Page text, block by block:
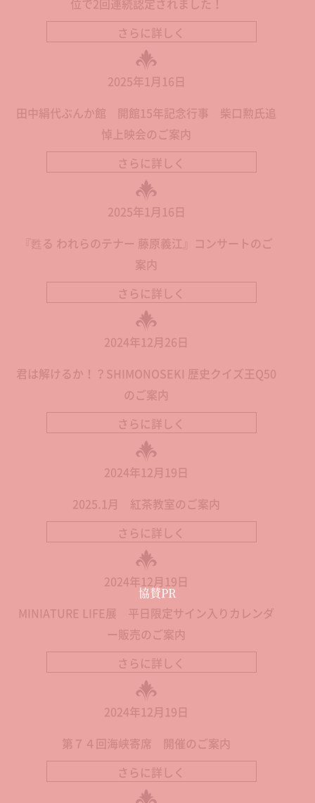
協賛PR
位で2回連続認定されました！
さらに詳しく
2025年1月16日
田中絹代ぶんか館 開館15年記念行事 柴口勲氏追
悼上映会のご案内
さらに詳しく
2025年1月16日
『甦る われらのテナー 藤原義江』コンサートのご
案内
さらに詳しく
2024年12月26日
君は解けるか！？SHIMONOSEKI 歴史クイズ王Q50
のご案内
さらに詳しく
2024年12月19日
2025.1月 紅茶教室のご案内
さらに詳しく
2024年12月19日
MINIATURE LIFE展 平日限定サイン入りカレンダ
ー販売のご案内
さらに詳しく
2024年12月19日
第７４回海峡寄席 開催のご案内
さらに詳しく